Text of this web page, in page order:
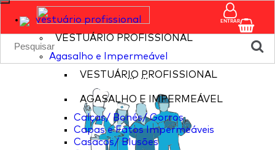
vestuário profissional
VESTUÁRIO PROFISSIONAL
Agasalho e Impermeável
VESTUÁRIO PROFISSIONAL
AGASALHO E IMPERMEÁVEL
Calças/ Bonés/ Gorros
Capas e Fatos Impermeáveis
Casacos/ Blusões
ENTRAR
... ...